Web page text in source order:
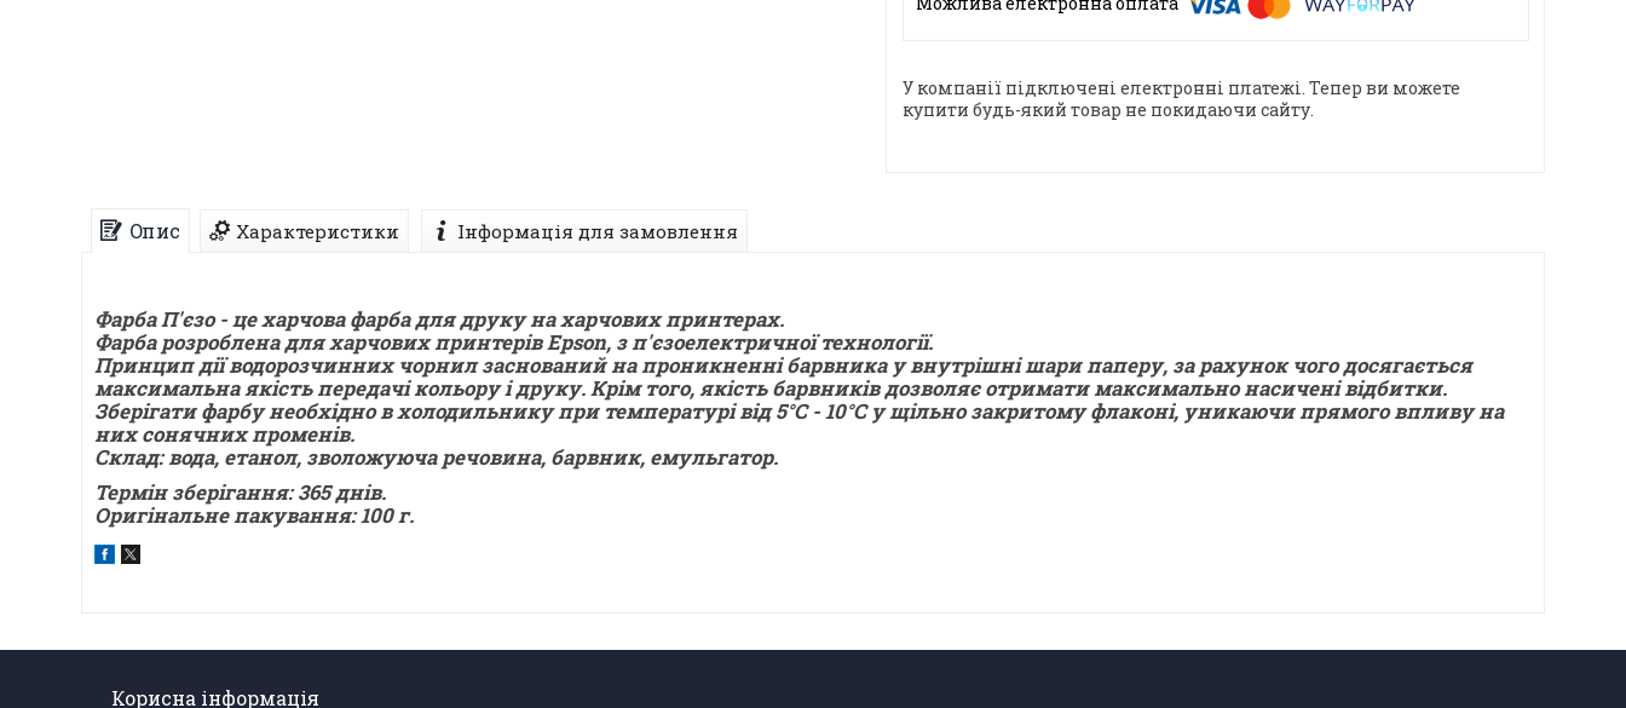
У компанії підключені електронні платежі. Тепер ви можете
купити будь-який товар не покидаючи сайту.
Опис Характеристики Інформація для замовлення
Фарба П'єзо - це харчова фарба для друку на харчових принтерах.
Фарба розроблена для харчових принтерів Epson, з п'єзоелектричної технології.
Принцип дії водорозчинних чорнил заснований на проникненні барвника у внутрішні шари паперу, за рахунок чого досягається
максимальна якість передачі кольору і друку. Крім того, якість барвників дозволяє отримати максимально насичені відбитки.
Зберігати фарбу необхідно в холодильнику при температурі від 5°С - 10°С у щільно закритому флаконі, уникаючи прямого впливу на
них сонячних променів.
Склад: вода, етанол, зволожуюча речовина, барвник, емульгатор.
Термін зберігання: 365 днів.
Оригінальне пакування: 100 г.
Корисна інформація